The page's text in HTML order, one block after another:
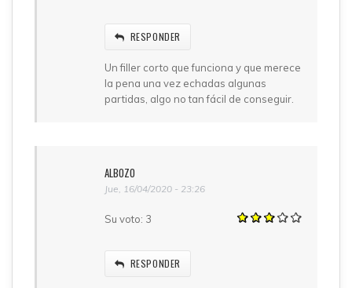
RESPONDER
Un filler corto que funciona y que merece
la pena una vez echadas algunas
partidas, algo no tan fácil de conseguir.
ALBOZO
Jue, 16/04/2020 - 23:26
Su voto: 3
RESPONDER